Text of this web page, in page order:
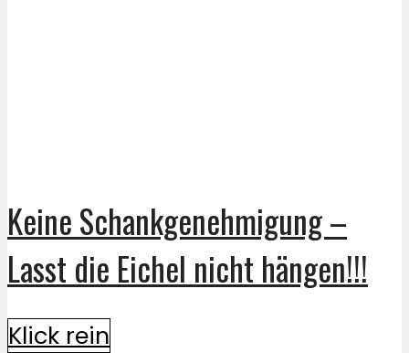
Keine Schankgenehmigung –
Lasst die Eichel nicht hängen!!!
Klick rein